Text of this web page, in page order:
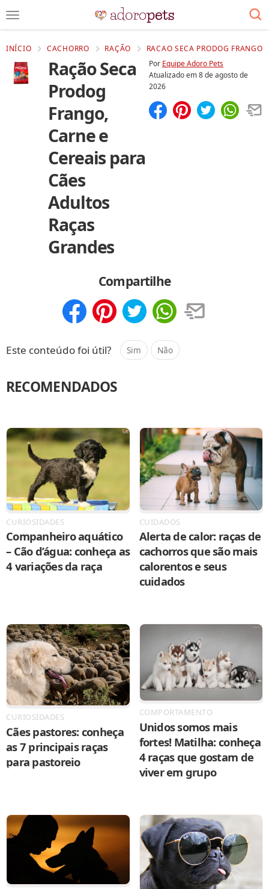
INÍCIO CACHORRO RAÇÃO RACAO SECA PRODOG FRANGO
Ração Seca
Prodog
Frango,
Carne e
Cereais para
Cães
Adultos
Raças
Grandes
Por Equipe Adoro Pets
Atualizado em8 de agosto de
2026
Compartilhe
Este conteúdo foi útil? Sim Não
RECOMENDADOS
CURIOSIDADES
Companheiro aquático
– Cão d’água: conheça as
4 variações da raça
CUIDADOS
Alerta de calor: raças de
cachorros que são mais
calorentos e seus
cuidados
CURIOSIDADES
Cães pastores: conheça
as 7 principais raças
para pastoreio
COMPORTAMENTO
Unidos somos mais
fortes! Matilha: conheça
4 raças que gostam de
viver em grupo